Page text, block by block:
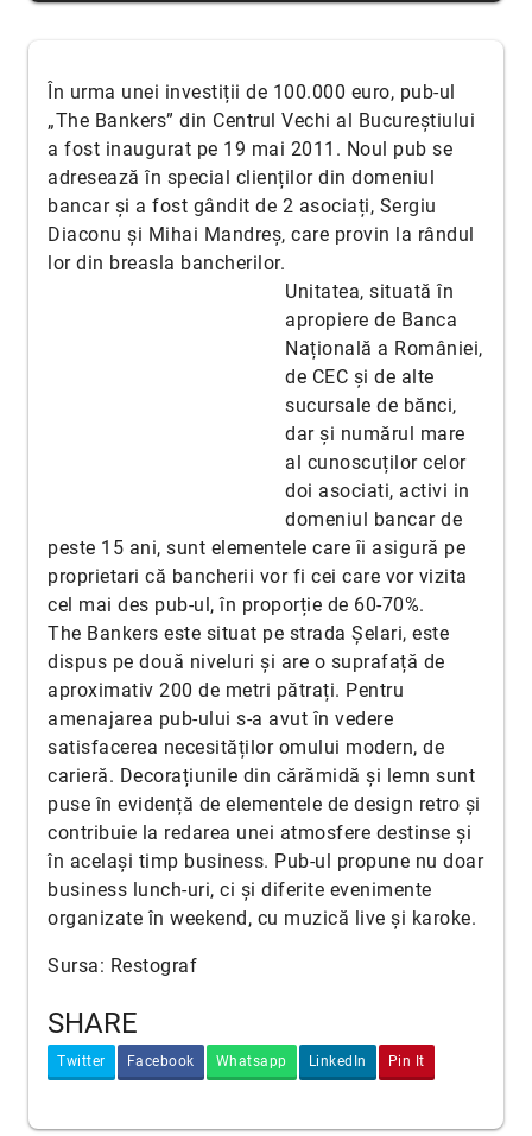
În urma unei investiții de 100.000 euro, pub-ul
„The Bankers” din Centrul Vechi al Bucureștiului
a fost inaugurat pe 19 mai 2011. Noul pub se
adresează în special clienților din domeniul
bancar și a fost gândit de 2 asociați, Sergiu
Diaconu și Mihai Mandreș, care provin la rândul
lor din breasla bancherilor.
Unitatea, situată în
apropiere de Banca
Națională a României,
de CEC și de alte
sucursale de bănci,
dar și numărul mare
al cunoscuților celor
doi asociati, activi in
domeniul bancar de
peste 15 ani, sunt elementele care îi asigură pe
proprietari că bancherii vor fi cei care vor vizita
cel mai des pub-ul, în proporție de 60-70%.
The Bankers este situat pe strada Șelari, este
dispus pe două niveluri și are o suprafață de
aproximativ 200 de metri pătrați. Pentru
amenajarea pub-ului s-a avut în vedere
satisfacerea necesităților omului modern, de
carieră. Decorațiunile din cărămidă și lemn sunt
puse în evidență de elementele de design retro și
contribuie la redarea unei atmosfere destinse și
în același timp business. Pub-ul propune nu doar
business lunch-uri, ci și diferite evenimente
organizate în weekend, cu muzică live și karoke.
Sursa: Restograf
SHARE
Twitter Facebook Whatsapp LinkedIn Pin It